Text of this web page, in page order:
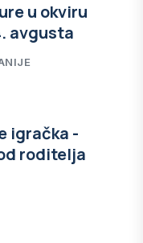
u okviru
avgusta
igračka -
roditelja